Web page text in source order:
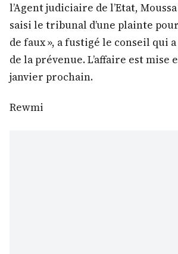
l’Agent judiciaire de l’Etat,
saisi le tribunal d’une plainte
de faux », a fustigé le conseil qui
de la prévenue. L’affaire est mise
janvier prochain.
Rewmi